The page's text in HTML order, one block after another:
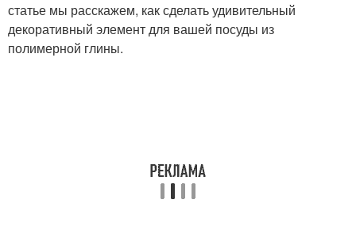
статье мы расскажем, как сделать удивительный
декоративный элемент для вашей посуды из
полимерной глины.